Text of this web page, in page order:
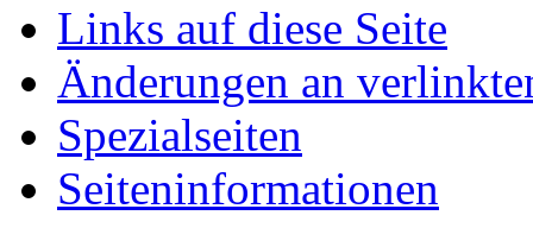
Links auf diese Seite
Änderungen an
Spezialseiten
Seiten­informationen